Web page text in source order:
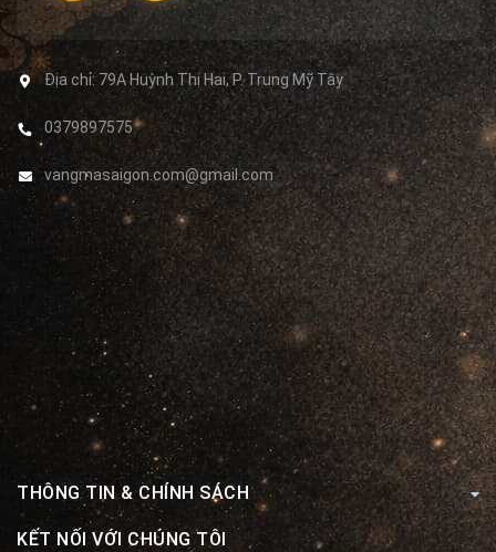
Địa chỉ: 79A Huỳnh Thị Hai, P. Trung Mỹ Tây
0379897575
vangmasaigon.com@gmail.com
THÔNG TIN & CHÍNH SÁCH
KẾT NỐI VỚI CHÚNG TÔI